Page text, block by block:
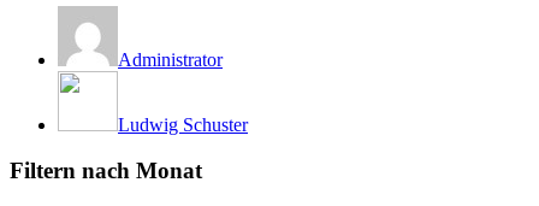
Administrator
Ludwig Schuster
Filtern nach Monat